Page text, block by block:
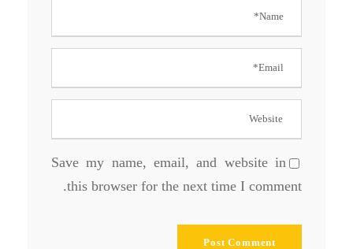
Save my name, email, and website in
this browser for the next time I comment.